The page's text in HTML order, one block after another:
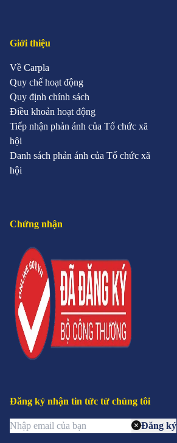
Giới thiệu
Về Carpla
Quy chế hoạt động
Quy định chính sách
Điều khoản hoạt động
Tiếp nhận phản ánh của Tổ chức xã
hội
Danh sách phản ánh của Tổ chức xã
hội
Chứng nhận
Đăng ký nhận tin tức từ chúng tôi
Đăng ký